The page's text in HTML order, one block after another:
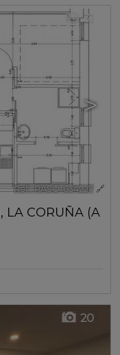
>
31
Ref.. RASO-634227 🔗
, LA CORUÑA (A
20